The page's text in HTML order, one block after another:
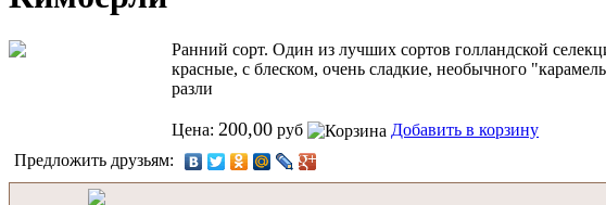
Ранний сорт. Один из лучших сортов голландской
красные, с блеском, очень сладкие, необычного
разли
Цена: 200,00 руб
Добавить в корзину
Предложить друзьям: